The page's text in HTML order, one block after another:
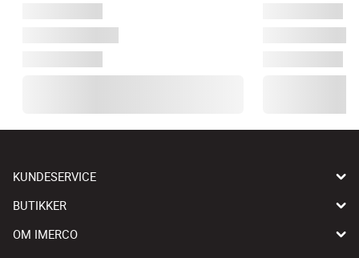
KUNDESERVICE
BUTIKKER
OM IMERCO